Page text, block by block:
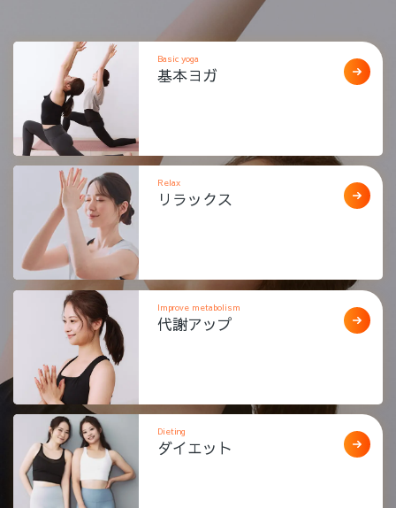
Basic yoga
基本ヨガ
Relax
リラックス
Improve metabolism
代謝アップ
Dieting
ダイエット